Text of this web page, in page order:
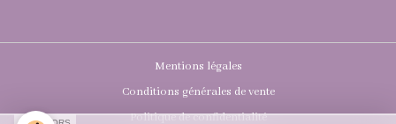
Mentions légales
Conditions générales de vente
Politique de confidentialité